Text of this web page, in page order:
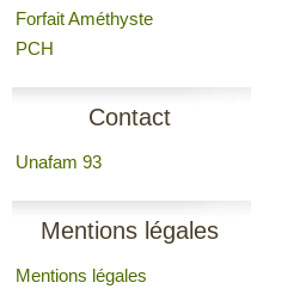
Forfait Améthyste
PCH
Contact
Unafam 93
Mentions légales
Mentions légales